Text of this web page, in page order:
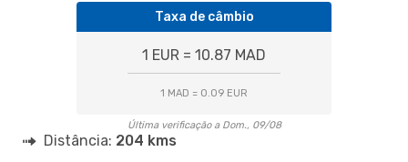
Taxa de câmbio
1 EUR = 10.87 MAD
1 MAD = 0.09 EUR
Última verificação a Dom., 09/08
Distância: 204 kms